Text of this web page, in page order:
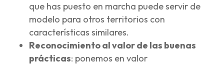
que has puesto en marcha puede servir de
modelo para otros territorios con
características similares.
Reconocimiento al valor de las buenas
prácticas: ponemos en valor